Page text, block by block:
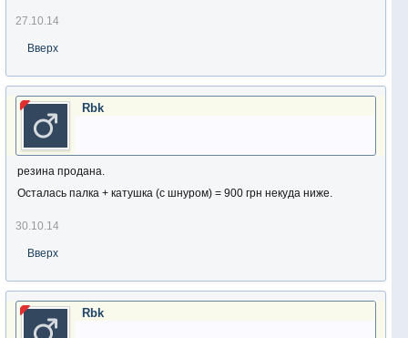
27.10.14
Вверх
Rbk
резина продана.
Осталась палка + катушка (с шнуром) = 900 грн некуда ниже.
30.10.14
Вверх
Rbk